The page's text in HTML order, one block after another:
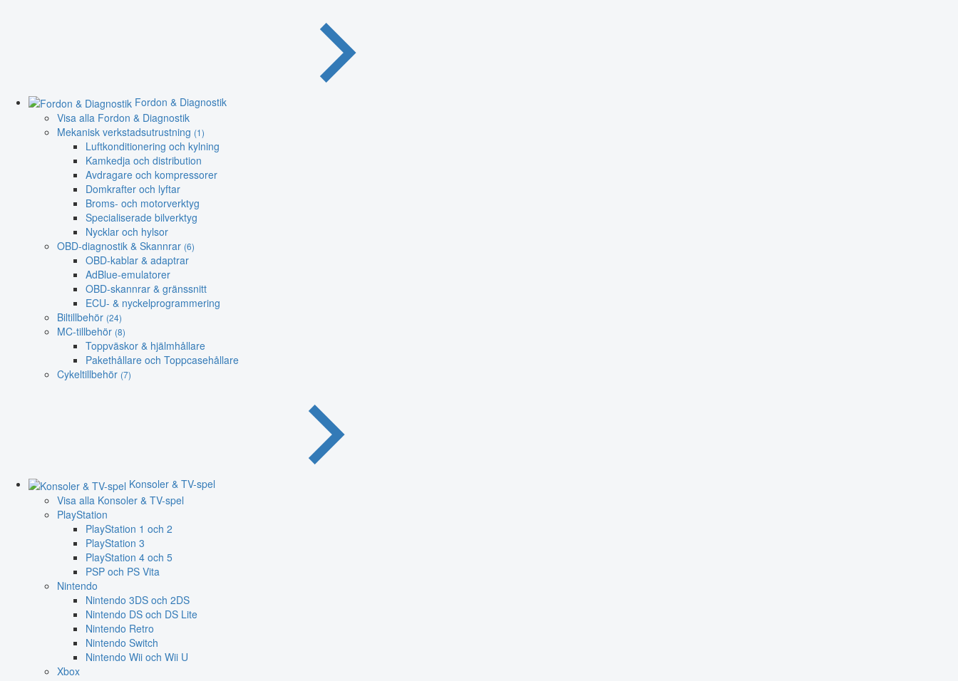
Fordon & Diagnostik
Visa alla Fordon & Diagnostik
Mekanisk verkstadsutrustning (1)
Luftkonditionering och kylning
Kamkedja och distribution
Avdragare och kompressorer
Domkrafter och lyftar
Broms- och motorverktyg
Specialiserade bilverktyg
Nycklar och hylsor
OBD-diagnostik & Skannrar (6)
OBD-kablar & adaptrar
AdBlue-emulatorer
OBD-skannrar & gränssnitt
ECU- & nyckelprogrammering
Biltillbehör (24)
MC-tillbehör (8)
Toppväskor & hjälmhållare
Pakethållare och Toppcasehållare
Cykeltillbehör (7)
Konsoler & TV-spel
Visa alla Konsoler & TV-spel
PlayStation
PlayStation 1 och 2
PlayStation 3
PlayStation 4 och 5
PSP och PS Vita
Nintendo
Nintendo 3DS och 2DS
Nintendo DS och DS Lite
Nintendo Retro
Nintendo Switch
Nintendo Wii och Wii U
Xbox